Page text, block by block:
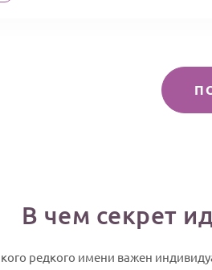
В чем секрет
редкого имени важен